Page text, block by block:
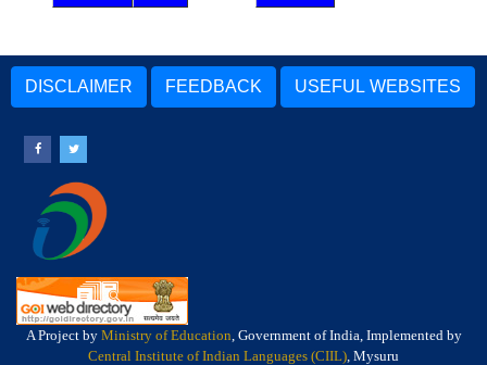
DISCLAIMER FEEDBACK USEFUL WEBSITES
A Project by Ministry of Education, Government of India, Implemented by
Central Institute of Indian Languages (CIIL), Mysuru